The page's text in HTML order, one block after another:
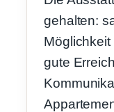
gehalten:
gute